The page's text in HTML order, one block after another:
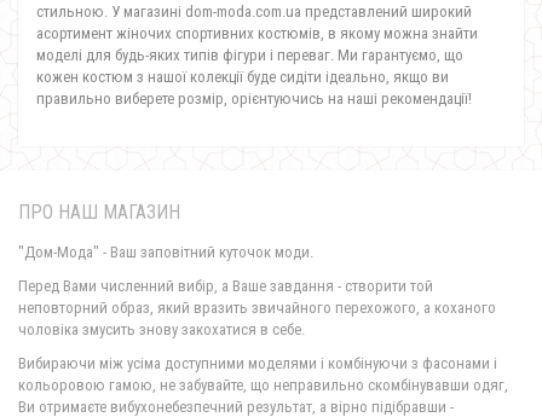
стильною. У магазині dom-moda.com.ua представлений широкий
асортимент жіночих спортивних костюмів, в якому можна знайти
моделі для будь-яких типів фігури і переваг. Ми гарантуємо, що
кожен костюм з нашої колекції буде сидіти ідеально, якщо ви
правильно виберете розмір, орієнтуючись на наші рекомендації!
ПРО НАШ МАГАЗИН
"Дом-Мода" - Ваш заповітний куточок моди.
Перед Вами численний вибір, а Ваше завдання - створити той
неповторний образ, який вразить звичайного перехожого, а коханого
чоловіка змусить знову закохатися в себе.
Вибираючи між усіма доступними моделями і комбінуючи з фасонами і
кольоровою гамою, не забувайте, що неправильно скомбінувавши одяг,
Ви отримаєте вибухонебезпечний результат, а вірно підібравши -